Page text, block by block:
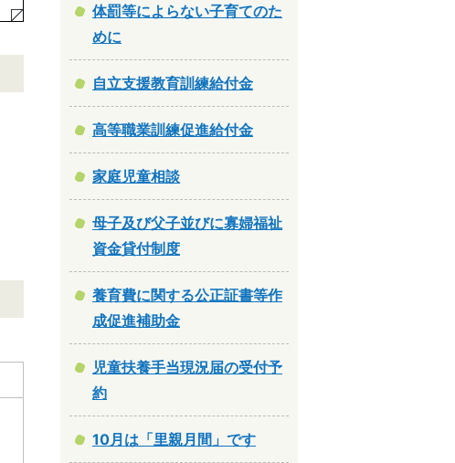
体罰等によらない子育てのた
めに
自立支援教育訓練給付金
高等職業訓練促進給付金
家庭児童相談
母子及び父子並びに寡婦福祉
資金貸付制度
養育費に関する公正証書等作
成促進補助金
児童扶養手当現況届の受付予
約
10月は「里親月間」です